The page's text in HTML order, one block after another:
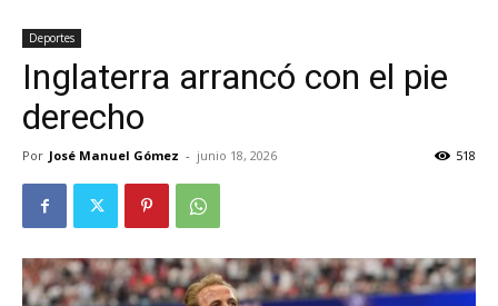
Deportes
Inglaterra arrancó con el pie
derecho
Por José Manuel Gómez - junio 18, 2026 518